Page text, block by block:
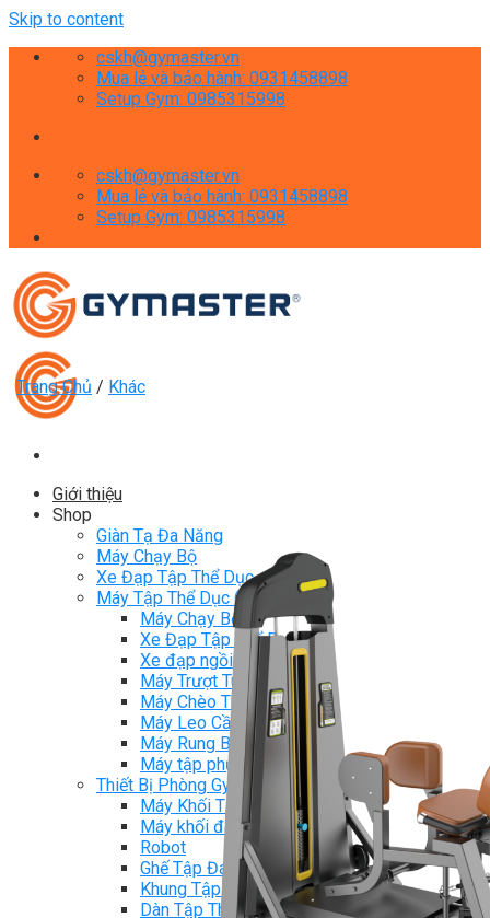
Skip to content
cskh@gymaster.vn
Mua lẻ và bảo hành: 0931458898
Setup Gym: 0985315998
cskh@gymaster.vn
Mua lẻ và bảo hành: 0931458898
Setup Gym: 0985315998
Giới thiệu
Shop
Giàn Tạ Đa Năng
Máy Chạy Bộ
Xe Đạp Tập Thể Dục
Máy Tập Thể Dục ( Cardio )
Máy Chạy Bộ
Xe Đạp Tập Thể Dục
Xe đạp ngồi có tựa lưng
Máy Trượt Tuyết
Máy Chèo Thuyền
Máy Leo Cầu Thang
Máy Rung Bụng
Máy tập phục hồi chức năng
Thiết Bị Phòng Gym chuyên dụng
Máy Khối Tập Với Cáp
Máy khối đa năng
Robot
Ghế Tập Đa Năng
Khung Tập Tạ Rời
Dàn Tập Thể Lực 360
Trang Chủ / Khác